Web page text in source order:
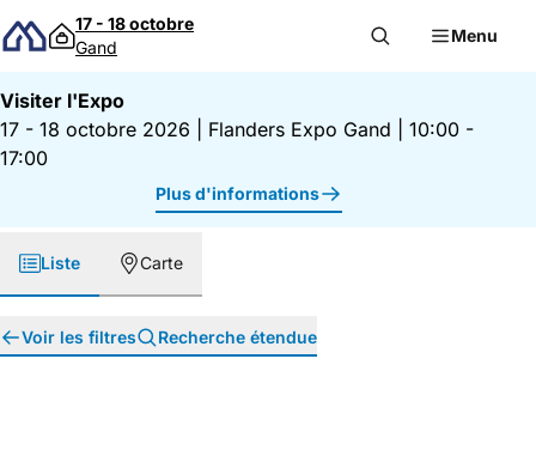
Passer au contenu
17 - 18 octobre
Gand
Menu
Visiter l'Expo
17 - 18 octobre 2026
Flanders Expo Gand
10:00 -
17:00
Plus d'informations
Liste Carte
Voir les filtres Recherche étendue